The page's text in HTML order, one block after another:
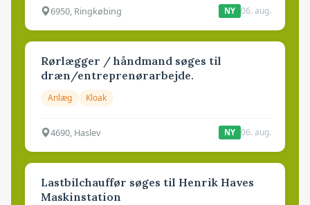
6950, Ringkøbing NY 06. aug.
Rørlægger / håndmand søges til
dræn/entreprenørarbejde.
Anlæg Kloak
4690, Haslev NY 06. aug.
Lastbilchauffør søges til Henrik Haves
Maskinstation